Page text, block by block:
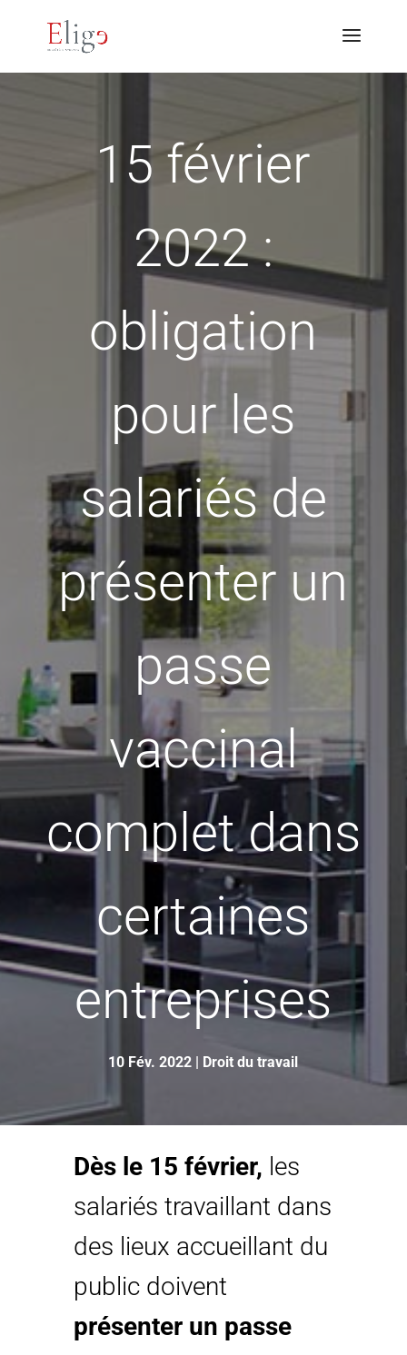
15 février
2022 :
obligation
pour les
salariés de
présenter un
passe
vaccinal
complet dans
certaines
entreprises
10 Fév. 2022 | Droit du travail
Dès le 15 février, les
salariés travaillant dans
des lieux accueillant du
public doivent
présenter un passe